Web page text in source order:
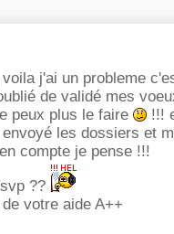
j'ai un probleme
de validé mes
peux plus le faire
!!!
les dossiers et
compte je pense !!!
??
votre aide A++